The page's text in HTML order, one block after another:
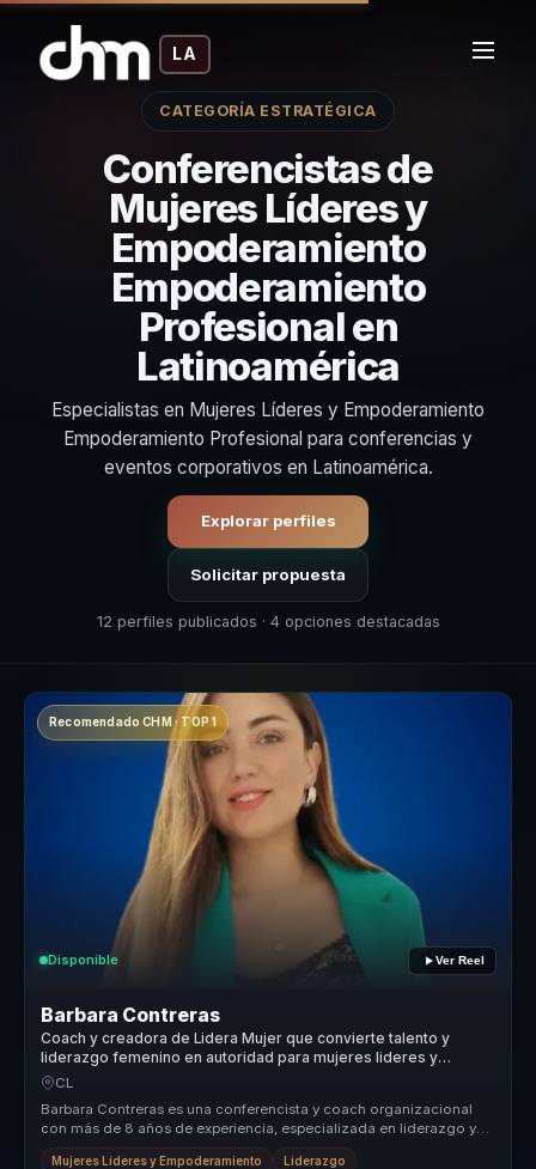
LA
CATEGORÍA ESTRATÉGICA
Conferencistas de
Mujeres Líderes y
Empoderamiento
Empoderamiento
Profesional en
Latinoamérica
Especialistas en Mujeres Líderes y Empoderamiento
Empoderamiento Profesional para conferencias y
eventos corporativos en Latinoamérica.
Explorar perfiles
Solicitar propuesta
12 perfiles publicados · 4 opciones destacadas
Recomendado CHM · TOP 1
Disponible Ver Reel
Barbara Contreras
Coach y creadora de Lidera Mujer que convierte talento y
liderazgo femenino en autoridad para mujeres lideres y
equipos.
CL
Barbara Contreras es una conferencista y coach organizacional
con más de 8 años de experiencia, especializada en liderazgo y
empoderamien...
Mujeres Líderes y Empoderamiento Liderazgo